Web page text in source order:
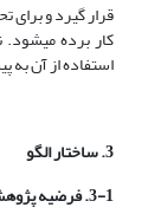
قرار گیرد و
کار برده
استفاده از آن به
3. ساختار الگو
3-1. فرضیه پژوهش